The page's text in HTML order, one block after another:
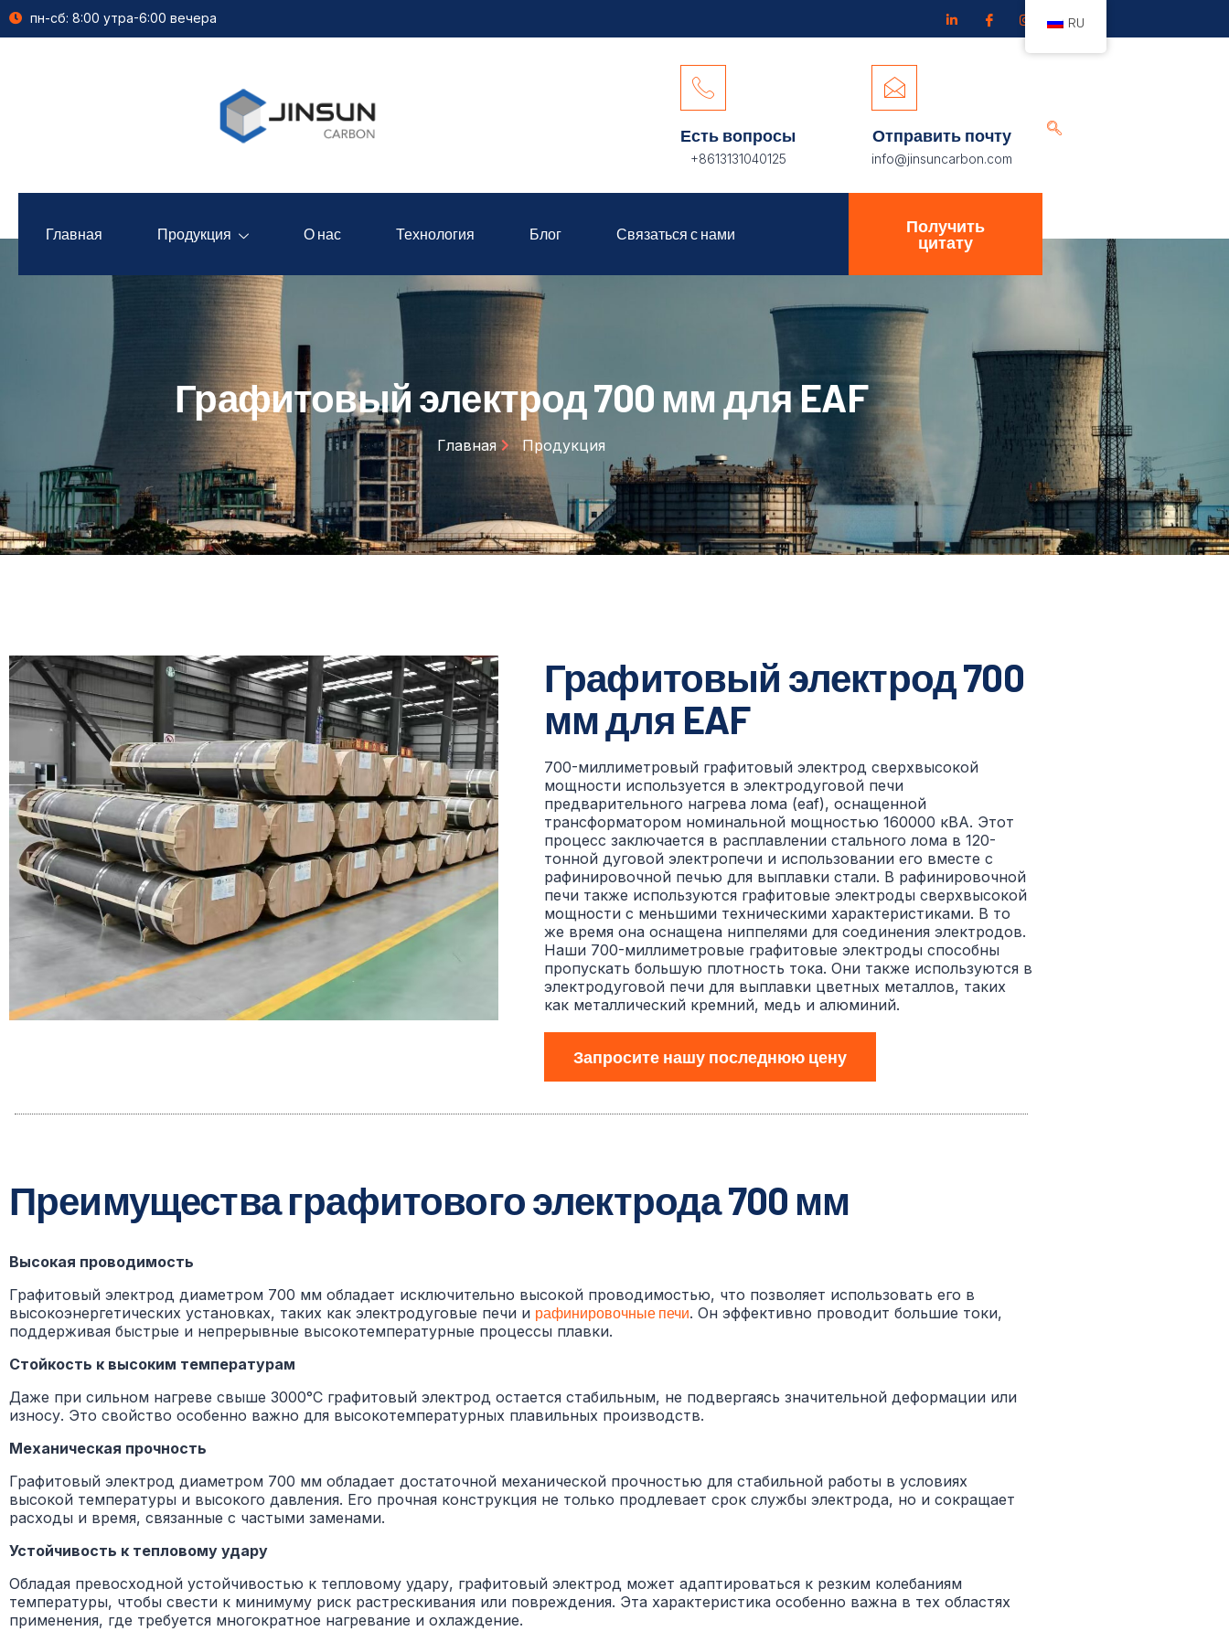
пн-сб: 8:00 утра-6:00 вечера
Есть вопросы
+8613131040125
Отправить почту
info@jinsuncarbon.com
Главная Продукция О нас Технология Блог Связаться с нами
Получить
цитату
Графитовый электрод 700 мм для EAF
Главная Продукция
Графитовый электрод 700
мм для EAF
700-миллиметровый графитовый электрод сверхвысокой
мощности используется в электродуговой печи
предварительного нагрева лома (eaf), оснащенной
трансформатором номинальной мощностью 160000 кВА. Этот
процесс заключается в расплавлении стального лома в 120-
тонной дуговой электропечи и использовании его вместе с
рафинировочной печью для выплавки стали. В рафинировочной
печи также используются графитовые электроды сверхвысокой
мощности с меньшими техническими характеристиками. В то
же время она оснащена ниппелями для соединения электродов.
Наши 700-миллиметровые графитовые электроды способны
пропускать большую плотность тока. Они также используются в
электродуговой печи для выплавки цветных металлов, таких
как металлический кремний, медь и алюминий.
Запросите нашу последнюю цену
Преимущества графитового электрода 700 мм
Высокая проводимость
Графитовый электрод диаметром 700 мм обладает исключительно высокой проводимостью, что позволяет использовать его в
высокоэнергетических установках, таких как электродуговые печи и рафинировочные печи. Он эффективно проводит большие токи,
поддерживая быстрые и непрерывные высокотемпературные процессы плавки.
Стойкость к высоким температурам
Даже при сильном нагреве свыше 3000°C графитовый электрод остается стабильным, не подвергаясь значительной деформации или
износу. Это свойство особенно важно для высокотемпературных плавильных производств.
Механическая прочность
Графитовый электрод диаметром 700 мм обладает достаточной механической прочностью для стабильной работы в условиях
высокой температуры и высокого давления. Его прочная конструкция не только продлевает срок службы электрода, но и сокращает
расходы и время, связанные с частыми заменами.
Устойчивость к тепловому удару
Обладая превосходной устойчивостью к тепловому удару, графитовый электрод может адаптироваться к резким колебаниям
температуры, чтобы свести к минимуму риск растрескивания или повреждения. Эта характеристика особенно важна в тех областях
применения, где требуется многократное нагревание и охлаждение.
RU